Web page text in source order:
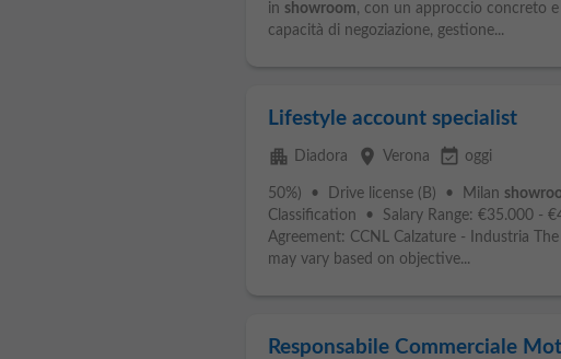
in showroom, con un approccio concreto
capacità di negoziazione, gestione...
Lifestyle account specialist
apartment Diadora place Verona event_available oggi
50%) • Drive license (B) • Milan
Classification • Salary Range: €35.000 -
Agreement: CCNL Calzature - Industria
may vary based on objective...
Responsabile Commerciale